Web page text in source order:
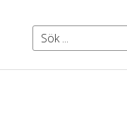
Sök